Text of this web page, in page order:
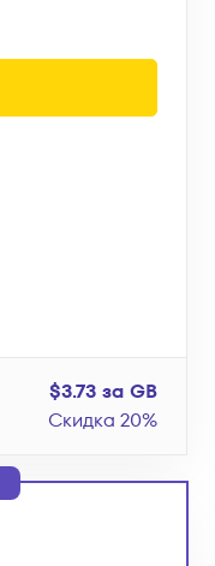
$3.73 за GB
Скидка 20%